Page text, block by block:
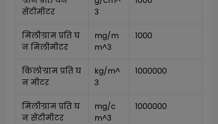
सेंटीमीटर
3
मिलीग्राम प्रति घ
न मिलीमीटर
mg/m
m^3
1000
किलोग्राम प्रति घ
न मीटर
kg/m^
3
1000000
मिलीग्राम प्रति घ
न सेंटीमीटर
mg/c
m^3
1000000